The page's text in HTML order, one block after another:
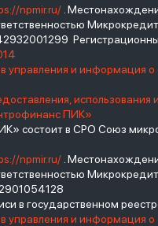
npmir.ru/ .
управления и
использования
ПИК»
состоит в СРО Союз
npmir.ru/ .
в государственном
управления и информация